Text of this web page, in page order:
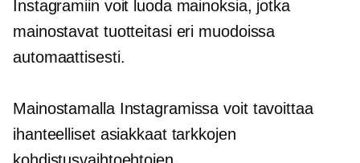
Instagramiin voit luoda mainoksia, jotka
mainostavat tuotteitasi eri muodoissa
automaattisesti.
Mainostamalla Instagramissa voit tavoittaa
ihanteelliset asiakkaat tarkkojen